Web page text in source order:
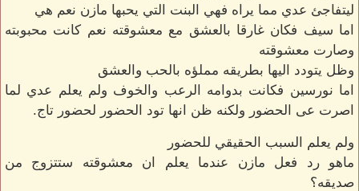
ليتفاجئ عدي مما يراه فهي البنت التي يحبها مازن نعم هي
اما سيف فكان غارقا بالعشق مع معشوقته نعم كانت محبوبته
وصارت معشوقته
وظل يتودد اليها بطريقه مملؤه بالحب والعشق
اما نورسين فكانت بدوامه الرعب والخوف ولم يعلم عدي لما
اصرت عى الحضور ولكنه ظن انها تود الحضور لحضور تاج.
ولم يعلم السبب الحقيقي للحضور
ماهو رد فعل مازن عندما يعلم ان معشوقته ستتزوج من
صديقه؟